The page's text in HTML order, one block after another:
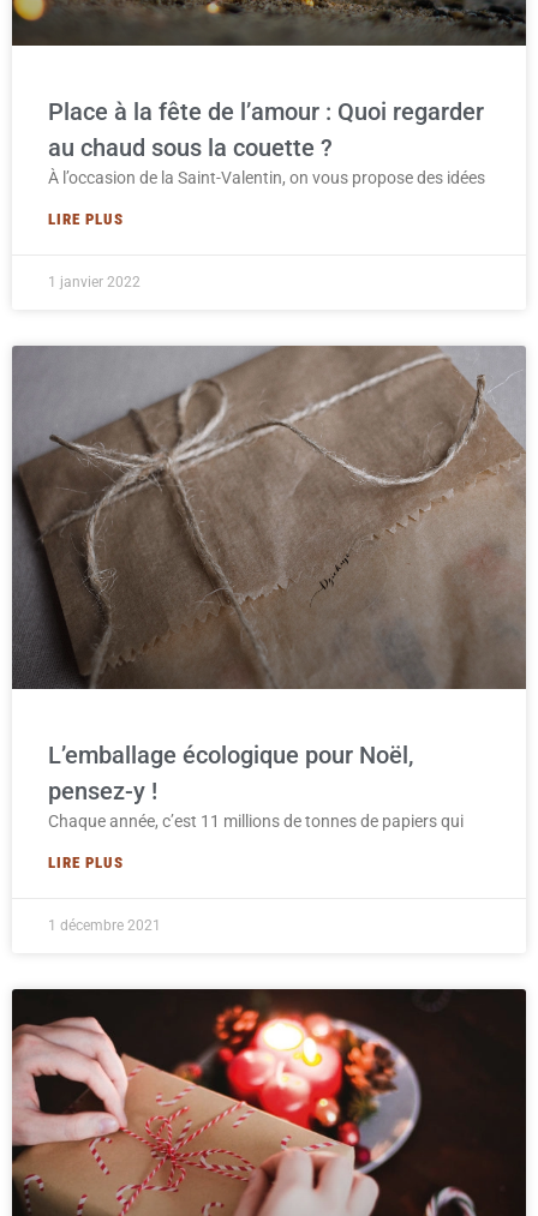
Place à la fête de l’amour : Quoi regarder
au chaud sous la couette ?
À l’occasion de la Saint-Valentin, on vous propose des idées
LIRE PLUS
1 janvier 2022
L’emballage écologique pour Noël,
pensez-y !
Chaque année, c’est 11 millions de tonnes de papiers qui
LIRE PLUS
1 décembre 2021